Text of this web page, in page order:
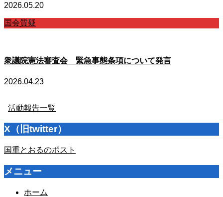
2026.05.20
国会質疑
衆議院憲法審査会 緊急事態条項について発言
2026.04.23
活動報告一覧
X（旧twitter）
国重とおるのポスト
メニュー
ホーム